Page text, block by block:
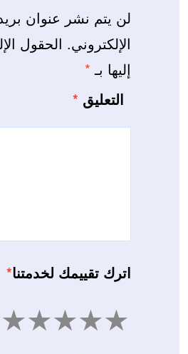
لن يتم نشر عنوان
الإلكتروني. الحقول
إليها بـ *
التعليق *
اترك تقييمك لخدمتنا*
4 3 2 1